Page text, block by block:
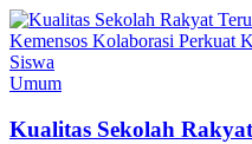
Umum
Kualitas Sekolah